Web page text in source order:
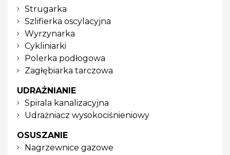
Strugarka
Szlifierka oscylacyjna
Wyrzynarka
Cykliniarki
Polerka podłogowa
Zagłębiarka tarczowa
UDRAŻNIANIE
Spirala kanalizacyjna
Udrażniacz wysokociśnieniowy
OSUSZANIE
Nagrzewnice gazowe